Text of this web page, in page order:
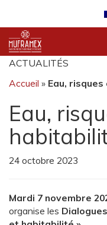
ACTUALITÉS
Accueil » Eau,
Eau,
24 octobre 2023
Mardi 7 novembre
organise les